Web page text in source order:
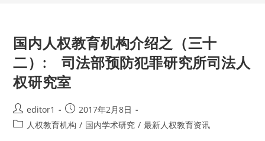
国内人权教育机构介绍之（三十
二）: 司法部预防犯罪研究所司法人
权研究室
Post
author:
editor1
Post
published:
2017年2月8日
Post人权教育机构 / 国内学术研究 / 最新人权教育资讯